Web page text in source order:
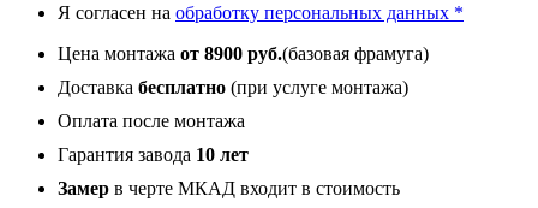
панель
Черный
кварц
фрезеровкой
Я согласен на обработку персональных данных *
Цена монтажа от 8900 руб.(базовая фрамуга)
Доставка бесплатно (при услуге монтажа)
Оплата после монтажа
Гарантия завода 10 лет
Замер в черте МКАД входит в стоимость